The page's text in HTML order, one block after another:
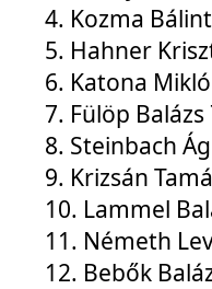
4. Kozma
5. Hahner
6. Katona
7. Fülöp
8. Steinbach
9. Krizsán
10. Lammel
11. Németh
12. Bebők